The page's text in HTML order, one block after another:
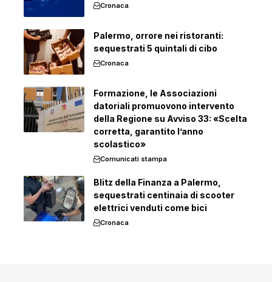
Cronaca
Palermo, orrore nei ristoranti:
sequestrati 5 quintali di cibo
Cronaca
Formazione, le Associazioni
datoriali promuovono intervento
della Regione su Avviso 33: «Scelta
corretta, garantito l’anno
scolastico»
Comunicati stampa
Blitz della Finanza a Palermo,
sequestrati centinaia di scooter
elettrici venduti come bici
Cronaca